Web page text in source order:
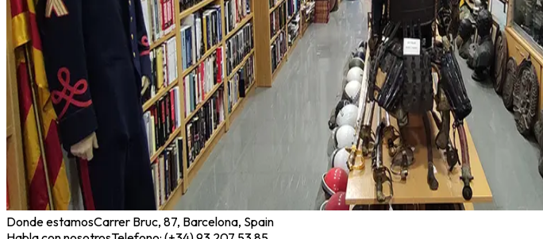
Donde estamosCarrer Bruc, 87, Barcelona, Spain